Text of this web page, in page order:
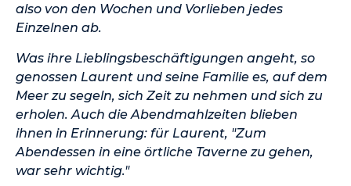
also von den Wochen und Vorlieben jedes
Einzelnen ab.
Was ihre Lieblingsbeschäftigungen angeht, so
genossen Laurent und seine Familie es, auf dem
Meer zu segeln, sich Zeit zu nehmen und sich zu
erholen. Auch die Abendmahlzeiten blieben
ihnen in Erinnerung: für Laurent, "Zum
Abendessen in eine örtliche Taverne zu gehen,
war sehr wichtig."